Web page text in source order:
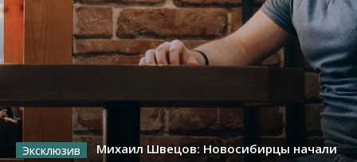
Михаил Швецов: Новосибирцы начали